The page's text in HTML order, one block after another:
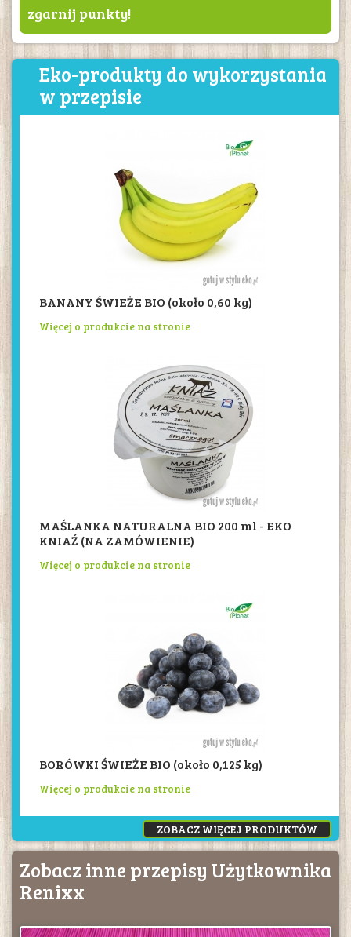
zgarnij punkty!
Eko-produkty do wykorzystania
w przepisie
BANANY ŚWIEŻE BIO (około 0,60 kg)
Więcej o produkcie na stronie
MAŚLANKA NATURALNA BIO 200 ml - EKO
KNIAŹ (NA ZAMÓWIENIE)
Więcej o produkcie na stronie
BORÓWKI ŚWIEŻE BIO (około 0,125 kg)
Więcej o produkcie na stronie
ZOBACZ WIĘCEJ PRODUKTÓW
Zobacz inne przepisy Użytkownika
Renixx